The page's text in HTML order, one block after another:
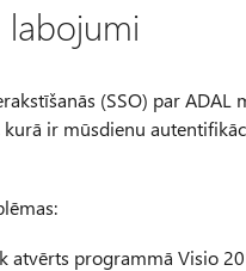
(SSO) par
ir mūsdienu
atvērts programmā Visio